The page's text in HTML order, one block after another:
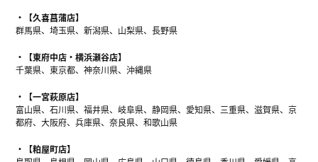
【久喜菖蒲店】
群馬県、埼玉県、新潟県、山梨県、長野県
【東府中店・横浜瀬谷店】
千葉県、東京都、神奈川県、沖縄県
【一宮萩原店】
富山県、石川県、福井県、岐阜県、静岡県、愛知県、三重県、滋賀県、京
都府、大阪府、兵庫県、奈良県、和歌山県
【粕屋町店】